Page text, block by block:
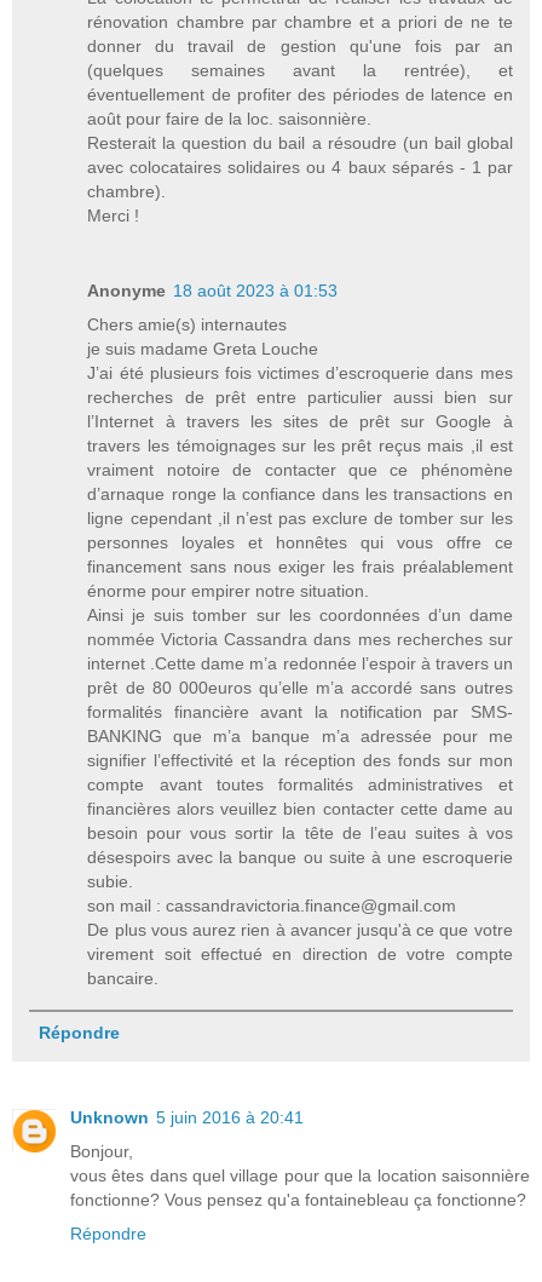
rénovation chambre par chambre et a priori de ne te
donner du travail de gestion qu'une fois par an
(quelques semaines avant la rentrée), et
éventuellement de profiter des périodes de latence en
août pour faire de la loc. saisonnière.
Resterait la question du bail a résoudre (un bail global
avec colocataires solidaires ou 4 baux séparés - 1 par
chambre).
Merci !
Anonyme 18 août 2023 à 01:53
Chers amie(s) internautes
je suis madame Greta Louche
J’ai été plusieurs fois victimes d’escroquerie dans mes
recherches de prêt entre particulier aussi bien sur
l’Internet à travers les sites de prêt sur Google à
travers les témoignages sur les prêt reçus mais ,il est
vraiment notoire de contacter que ce phénomène
d’arnaque ronge la confiance dans les transactions en
ligne cependant ,il n’est pas exclure de tomber sur les
personnes loyales et honnêtes qui vous offre ce
financement sans nous exiger les frais préalablement
énorme pour empirer notre situation.
Ainsi je suis tomber sur les coordonnées d’un dame
nommée Victoria Cassandra dans mes recherches sur
internet .Cette dame m’a redonnée l’espoir à travers un
prêt de 80 000euros qu’elle m’a accordé sans outres
formalités financière avant la notification par SMS-
BANKING que m’a banque m’a adressée pour me
signifier l’effectivité et la réception des fonds sur mon
compte avant toutes formalités administratives et
financières alors veuillez bien contacter cette dame au
besoin pour vous sortir la tête de l’eau suites à vos
désespoirs avec la banque ou suite à une escroquerie
subie.
son mail : cassandravictoria.finance@gmail.com
De plus vous aurez rien à avancer jusqu'à ce que votre
virement soit effectué en direction de votre compte
bancaire.
Répondre
Unknown 5 juin 2016 à 20:41
Bonjour,
vous êtes dans quel village pour que la location saisonnière
fonctionne? Vous pensez qu'a fontainebleau ça fonctionne?
Répondre